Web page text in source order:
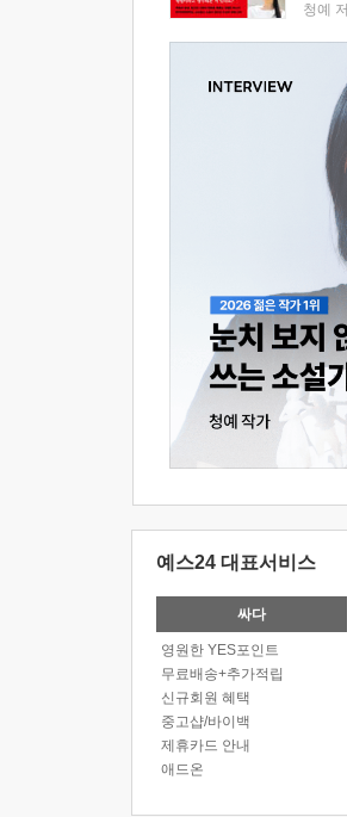
청예 저
예스24 대표서비스
싸다
영원한 YES포인트
무료배송+추가적립
신규회원 혜택
중고샵/바이백
제휴카드 안내
애드온